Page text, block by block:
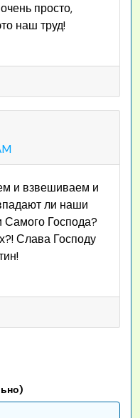
просто,
наш труд!
и взвешиваем и
ли наши
Господа?
Слава Господу